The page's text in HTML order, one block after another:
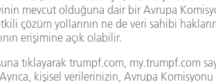
TruTool